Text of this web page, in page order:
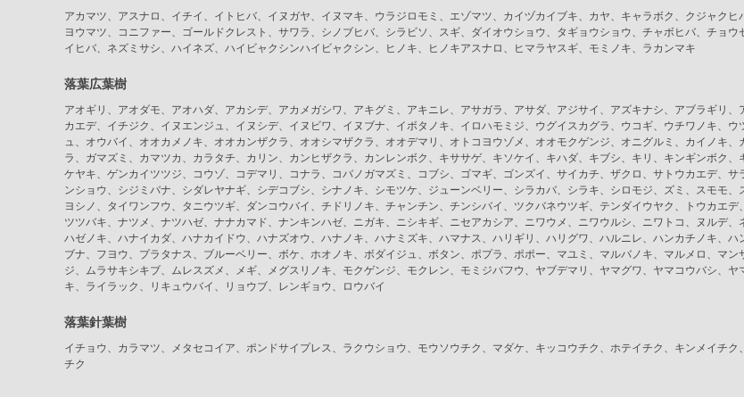
アカマツ、アスナロ、イチイ、イトヒバ、イヌガヤ、イヌマキ、ウラジロモミ、エゾマツ、カイヅカイブキ、カヤ、キャラボク、クジャク
ヨウマツ、コニファー、ゴールドクレスト、サワラ、シノブヒバ、シラビソ、スギ、ダイオウショウ、タギョウショウ、チャボヒバ、チョ
イヒバ、ネズミサシ、ハイネズ、ハイビャクシンハイビャクシン、ヒノキ、ヒノキアスナロ、ヒマラヤスギ、モミノキ、ラカンマキ
落葉広葉樹
アオギリ、アオダモ、アオハダ、アカシデ、アカメガシワ、アキグミ、アキニレ、アサガラ、アサダ、アジサイ、アズキナシ、アブラギリ
カエデ、イチジク、イヌエンジュ、イヌシデ、イヌビワ、イヌブナ、イボタノキ、イロハモミジ、ウグイスカグラ、ウコギ、ウチワノキ、
ュ、オウバイ、オオカメノキ、オオカンザクラ、オオシマザクラ、オオデマリ、オトコヨウゾメ、オオモクゲンジ、オニグルミ、カイノキ
ラ、ガマズミ、カマツカ、カラタチ、カリン、カンヒザクラ、カンレンボク、キササゲ、キソケイ、キハダ、キブシ、キリ、キンギンボク
ケヤキ、ゲンカイツツジ、コウゾ、コデマリ、コナラ、コバノガマズミ、コブシ、ゴマギ、ゴンズイ、サイカチ、ザクロ、サトウカエデ、
ンショウ、シジミバナ、シダレヤナギ、シデコブシ、シナノキ、シモツケ、ジューンベリー、シラカバ、シラキ、シロモジ、ズミ、スモモ
ヨシノ、タイワンフウ、タニウツギ、ダンコウバイ、チドリノキ、チャンチン、チンシバイ、ツクバネウツギ、テンダイウヤク、トウカエ
ツツバキ、ナツメ、ナツハゼ、ナナカマド、ナンキンハゼ、ニガキ、ニシキギ、ニセアカシア、ニワウメ、ニワウルシ、ニワトコ、ヌルデ
ハゼノキ、ハナイカダ、ハナカイドウ、ハナズオウ、ハナノキ、ハナミズキ、ハマナス、ハリギリ、ハリグワ、ハルニレ、ハンカチノキ、
ブナ、フヨウ、プラタナス、ブルーベリー、ボケ、ホオノキ、ボダイジュ、ボタン、ポプラ、ポポー、マユミ、マルバノキ、マルメロ、マ
ジ、ムラサキシキブ、ムレスズメ、メギ、メグスリノキ、モクゲンジ、モクレン、モミジバフウ、ヤブデマリ、ヤマグワ、ヤマコウバシ、
キ、ライラック、リキュウバイ、リョウブ、レンギョウ、ロウバイ
落葉針葉樹
イチョウ、カラマツ、メタセコイア、ポンドサイプレス、ラクウショウ、モウソウチク、マダケ、キッコウチク、ホテイチク、キンメイチ
チク